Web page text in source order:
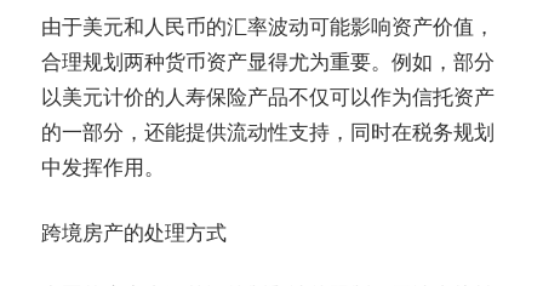
由于美元和人民币的汇率波动可能影响资产价值，
合理规划两种货币资产显得尤为重要。例如，部分
以美元计价的人寿保险产品不仅可以作为信托资产
的一部分，还能提供流动性支持，同时在税务规划
中发挥作用。
跨境房产的处理方式